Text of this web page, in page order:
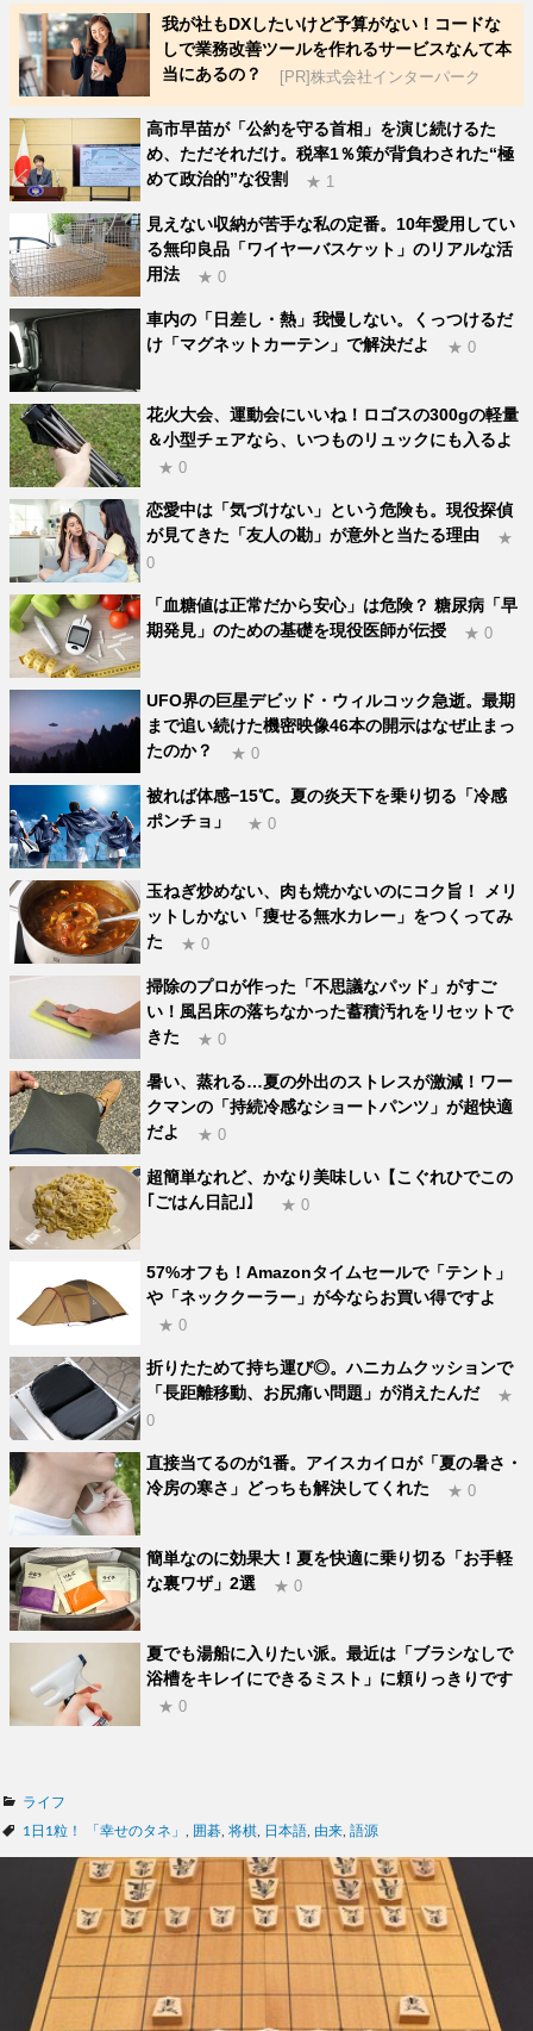
我が社もDXしたいけど予算がない！コードな
しで業務改善ツールを作れるサービスなんて本
当にあるの？
[PR]株式会社インターパーク
高市早苗が「公約を守る首相」を演じ続けるた
め、ただそれだけ。税率1％策が背負わされた“極
めて政治的”な役割
★ 1
見えない収納が苦手な私の定番。10年愛用してい
る無印良品「ワイヤーバスケット」のリアルな活
用法
★ 0
車内の「日差し・熱」我慢しない。くっつけるだ
け「マグネットカーテン」で解決だよ
★ 0
花火大会、運動会にいいね！ロゴスの300gの軽量
＆小型チェアなら、いつものリュックにも入るよ
★ 0
恋愛中は「気づけない」という危険も。現役探偵
が見てきた「友人の勘」が意外と当たる理由
★
0
「血糖値は正常だから安心」は危険？ 糖尿病「早
期発見」のための基礎を現役医師が伝授
★ 0
UFO界の巨星デビッド・ウィルコック急逝。最期
まで追い続けた機密映像46本の開示はなぜ止まっ
たのか？
★ 0
被れば体感−15℃。夏の炎天下を乗り切る「冷感
ポンチョ」
★ 0
玉ねぎ炒めない、肉も焼かないのにコク旨！ メリ
ットしかない「痩せる無水カレー」をつくってみ
た
★ 0
掃除のプロが作った「不思議なパッド」がすご
い！風呂床の落ちなかった蓄積汚れをリセットで
きた
★ 0
暑い、蒸れる…夏の外出のストレスが激減！ワー
クマンの「持続冷感なショートパンツ」が超快適
だよ
★ 0
超簡単なれど、かなり美味しい【こぐれひでこの
｢ごはん日記｣】
★ 0
57%オフも！Amazonタイムセールで「テント」
や「ネッククーラー」が今ならお買い得ですよ
★ 0
折りたためて持ち運び◎。ハニカムクッションで
「長距離移動、お尻痛い問題」が消えたんだ
★
0
直接当てるのが1番。アイスカイロが「夏の暑さ・
冷房の寒さ」どっちも解決してくれた
★ 0
簡単なのに効果大！夏を快適に乗り切る「お手軽
な裏ワザ」2選
★ 0
夏でも湯船に入りたい派。最近は「ブラシなしで
浴槽をキレイにできるミスト」に頼りっきりです
★ 0
カ
テ
ライフ
タ
1日1粒！ 「幸せのタネ」 囲碁 将棋 日本語 由来 語源